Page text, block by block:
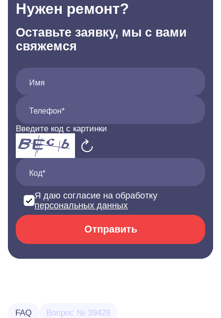
Нужен ремонт?
Оставьте заявку, мы с вами
свяжемся
Имя
Телефон*
Введите код с картинки
Код*
Я даю согласие на обработку
персональных данных
Отправить
FAQ Вопрос № 39429